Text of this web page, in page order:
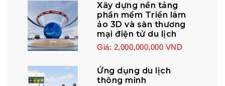
Xây dựng nền tảng
phần mềm Triển lãm
ảo 3D và sàn thương
mại điện tử du lịch
Giá: 2,000,000,000 VND
Ứng dụng du lịch
thông minh